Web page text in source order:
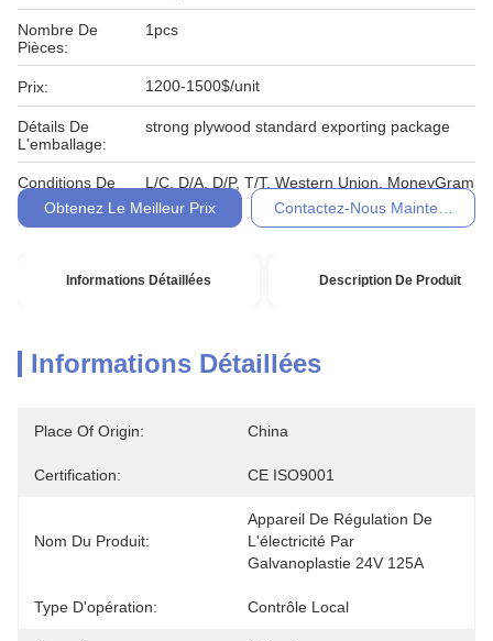
Nombre De
Pièces:
1pcs
Prix: 1200-1500$/unit
Détails De
L'emballage:
strong plywood standard exporting package
Conditions De
Paiement:
L/C, D/A, D/P, T/T, Western Union, MoneyGram
Obtenez Le Meilleur Prix
Contactez-Nous Maintenant
Informations Détaillées Description De Produit
Informations Détaillées
Place Of Origin: China
Certification: CE ISO9001
Nom Du Produit:
Appareil De Régulation De
L'électricité Par
Galvanoplastie 24V 125A
Type D'opération: Contrôle Local